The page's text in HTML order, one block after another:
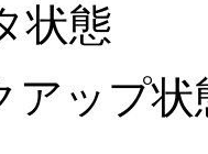
状態
アップ状